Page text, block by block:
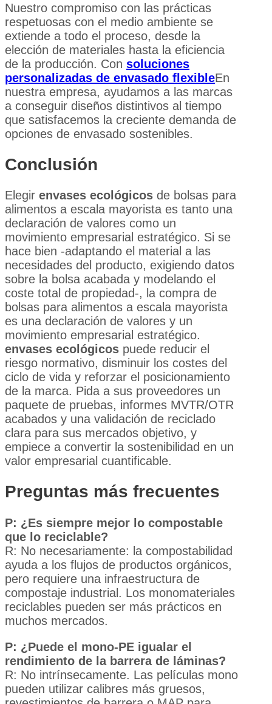
Nuestro compromiso con las prácticas
respetuosas con el medio ambiente se
extiende a todo el proceso, desde la
elección de materiales hasta la eficiencia
de la producción. Con soluciones
personalizadas de envasado flexibleEn
nuestra empresa, ayudamos a las marcas
a conseguir diseños distintivos al tiempo
que satisfacemos la creciente demanda de
opciones de envasado sostenibles.
Conclusión
Elegir envases ecológicos de bolsas para
alimentos a escala mayorista es tanto una
declaración de valores como un
movimiento empresarial estratégico. Si se
hace bien -adaptando el material a las
necesidades del producto, exigiendo datos
sobre la bolsa acabada y modelando el
coste total de propiedad-, la compra de
bolsas para alimentos a escala mayorista
es una declaración de valores y un
movimiento empresarial estratégico.
envases ecológicos puede reducir el
riesgo normativo, disminuir los costes del
ciclo de vida y reforzar el posicionamiento
de la marca. Pida a sus proveedores un
paquete de pruebas, informes MVTR/OTR
acabados y una validación de reciclado
clara para sus mercados objetivo, y
empiece a convertir la sostenibilidad en un
valor empresarial cuantificable.
Preguntas más frecuentes
P: ¿Es siempre mejor lo compostable
que lo reciclable?
R: No necesariamente: la compostabilidad
ayuda a los flujos de productos orgánicos,
pero requiere una infraestructura de
compostaje industrial. Los monomateriales
reciclables pueden ser más prácticos en
muchos mercados.
P: ¿Puede el mono-PE igualar el
rendimiento de la barrera de láminas?
R: No intrínsecamente. Las películas mono
pueden utilizar calibres más gruesos,